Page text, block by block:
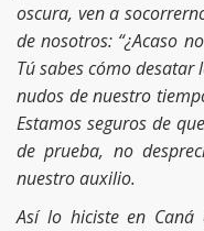
oscura, ven a
de nosotros: “¿Acaso
Tú sabes cómo desatar
nudos de nuestro
Estamos seguros de
de prueba, no
nuestro auxilio.
Así lo hiciste en Caná